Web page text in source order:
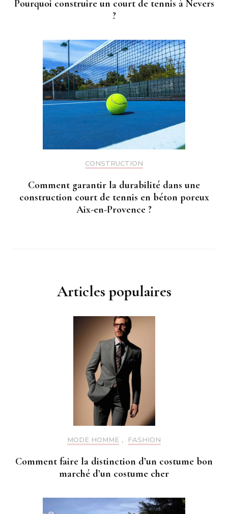
Pourquoi construire un court de tennis à Nevers
?
CONSTRUCTION
Comment garantir la durabilité dans une
construction court de tennis en béton poreux
Aix-en-Provence ?
Articles populaires
MODE HOMME , FASHION
Comment faire la distinction d’un costume bon
marché d’un costume cher